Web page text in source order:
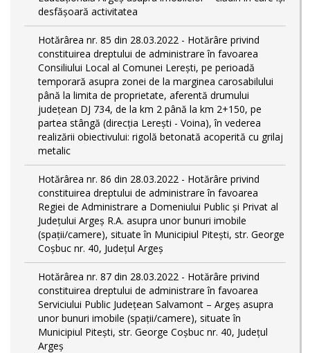
desfășoară activitatea
Hotărârea nr. 85 din 28.03.2022 - Hotărâre privind
constituirea dreptului de administrare în favoarea
Consiliului Local al Comunei Lerești, pe perioadă
temporară asupra zonei de la marginea carosabilului
până la limita de proprietate, aferentă drumului
județean DJ 734, de la km 2 până la km 2+150, pe
partea stângă (direcția Lerești - Voina), în vederea
realizării obiectivului: rigolă betonată acoperită cu grilaj
metalic
Hotărârea nr. 86 din 28.03.2022 - Hotărâre privind
constituirea dreptului de administrare în favoarea
Regiei de Administrare a Domeniului Public și Privat al
Județului Argeș R.A. asupra unor bunuri imobile
(spații/camere), situate în Municipiul Pitești, str. George
Coșbuc nr. 40, Județul Argeș
Hotărârea nr. 87 din 28.03.2022 - Hotărâre privind
constituirea dreptului de administrare în favoarea
Serviciului Public Județean Salvamont – Argeș asupra
unor bunuri imobile (spații/camere), situate în
Municipiul Pitești, str. George Coșbuc nr. 40, Județul
Argeș